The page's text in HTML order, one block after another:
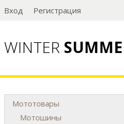
Вход Регистрация
WINTER
Мототовары
Мотошины